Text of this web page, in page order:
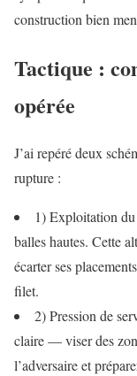
construction bien
Tactique :
opérée
J’ai repéré deux
rupture :
1) Exploitation du
balles hautes. Cette
écarter ses
filet.
2) Pression de
claire — viser des
l’adversaire et